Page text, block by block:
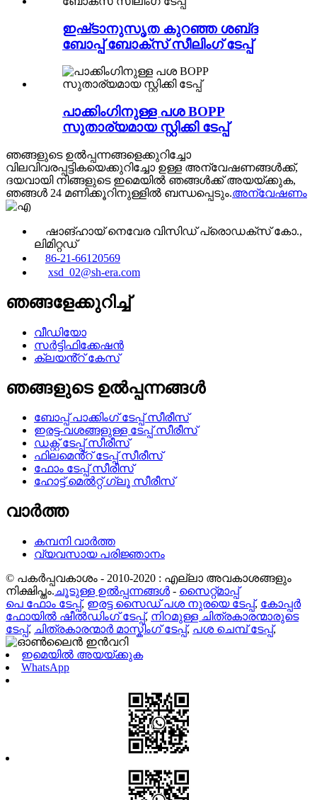
ഇഷ്‌ടാനുസൃത കുറഞ്ഞ ശബ്‌ദ
ബോപ്പ് ബോക്‌സ് സീലിംഗ് ടേപ്പ്
പാക്കിംഗിനുള്ള പശ BOPP
സുതാര്യമായ സ്റ്റിക്കി ടേപ്പ്
ഞങ്ങളുടെ ഉൽപ്പന്നങ്ങളെക്കുറിച്ചോ
വിലവിവരപ്പട്ടികയെക്കുറിച്ചോ ഉള്ള അന്വേഷണങ്ങൾക്ക്,
ദയവായി നിങ്ങളുടെ ഇമെയിൽ ഞങ്ങൾക്ക് അയയ്ക്കുക,
ഞങ്ങൾ 24 മണിക്കൂറിനുള്ളിൽ ബന്ധപ്പെടും.അന്വേഷണം
ഷാങ്ഹായ് നെവേര വിസിഡ് പ്രൊഡക്‌സ് കോ.,
ലിമിറ്റഡ്
86-21-66120569
xsd_02@sh-era.com
ഞങ്ങളേക്കുറിച്ച്
വീഡിയോ
സർട്ടിഫിക്കേഷൻ
ക്ലയൻ്റ് കേസ്
ഞങ്ങളുടെ ഉൽപ്പന്നങ്ങൾ
ബോപ്പ് പാക്കിംഗ് ടേപ്പ് സീരീസ്
ഇരട്ട-വശങ്ങളുള്ള ടേപ്പ് സീരീസ്
ഡക്റ്റ് ടേപ്പ് സീരീസ്
ഫിലമെൻ്റ് ടേപ്പ് സീരീസ്
ഫോം ടേപ്പ് സീരീസ്
ഹോട്ട് മെൽറ്റ് ഗ്ലൂ സീരീസ്
വാർത്ത
കമ്പനി വാർത്ത
വ്യവസായ പരിജ്ഞാനം
© പകർപ്പവകാശം - 2010-2020 : എല്ലാ അവകാശങ്ങളും
നിക്ഷിപ്തം. ചൂടുള്ള ഉൽപ്പന്നങ്ങൾ - സൈറ്റ്മാപ്പ്
പെ ഫോം ടേപ്പ്, ഇരട്ട സൈഡ് പശ നുരയെ ടേപ്പ്, കോപ്പർ
ഫോയിൽ ഷീൽഡിംഗ് ടേപ്പ്, നിറമുള്ള ചിത്രകാരന്മാരുടെ
ടേപ്പ്, ചിത്രകാരന്മാർ മാസ്കിംഗ് ടേപ്പ്, പശ ചെമ്പ് ടേപ്പ്,
ഇമെയിൽ അയയ്ക്കുക
WhatsApp